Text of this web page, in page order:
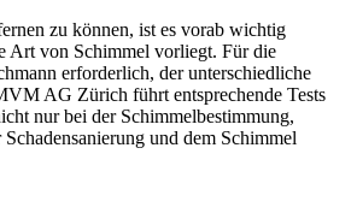
zu können, ist es vorab wichtig
Art von Schimmel vorliegt. Für die
erforderlich, der unterschiedliche
AG Zürich führt entsprechende Tests
nur bei der Schimmelbestimmung,
und dem Schimmel